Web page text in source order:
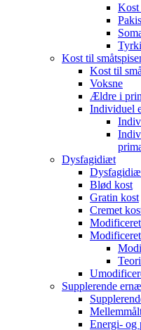
Kost
Kost til
Kost til
Voksne
Ældre i
Individuel
Dysfagidiæt
Blød kost
Gratin kost
Cremet
Supplerende
Energi- og